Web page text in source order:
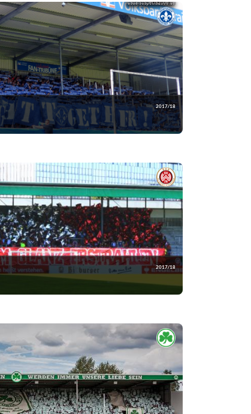
2017/18
2017/18